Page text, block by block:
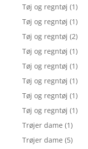
Tøj og regntøj (1)
Tøj og regntøj (1)
Tøj og regntøj (2)
Tøj og regntøj (1)
Tøj og regntøj (1)
Tøj og regntøj (1)
Tøj og regntøj (1)
Tøj og regntøj (1)
Trøjer dame (1)
Trøjer dame (5)